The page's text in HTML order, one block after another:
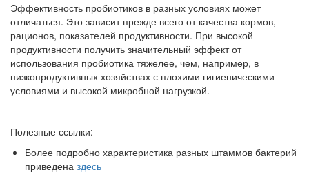
Эффективность пробиотиков в разных условиях может
отличаться. Это зависит прежде всего от качества кормов,
рационов, показателей продуктивности. При высокой
продуктивности получить значительный эффект от
использования пробиотика тяжелее, чем, например, в
низкопродуктивных хозяйствах с плохими гигиеническими
условиями и высокой микробной нагрузкой.
Полезные ссылки:
Более подробно характеристика разных штаммов бактерий
приведена здесь